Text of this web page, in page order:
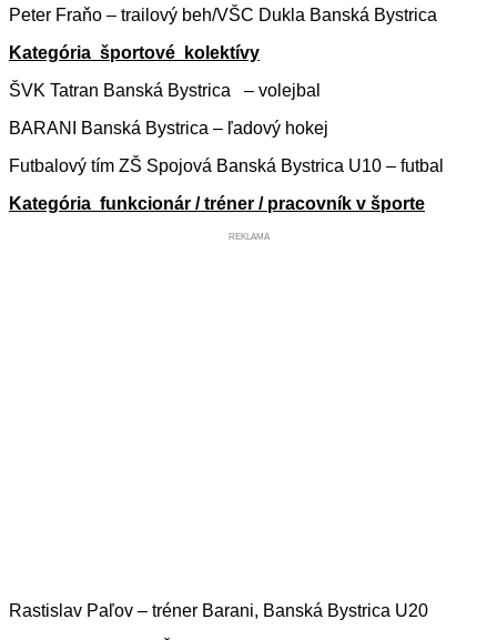
Peter Fraňo – trailový beh/VŠC Dukla Banská Bystrica
Kategória športové kolektívy
ŠVK Tatran Banská Bystrica – volejbal
BARANI Banská Bystrica – ľadový hokej
Futbalový tím ZŠ Spojová Banská Bystrica U10 – futbal
Kategória funkcionár / tréner / pracovník v športe
REKLAMA
Rastislav Paľov – tréner Barani, Banská Bystrica U20